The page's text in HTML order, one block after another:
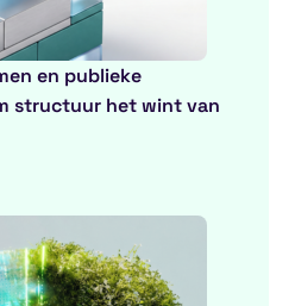
en publieke
structuur het wint van